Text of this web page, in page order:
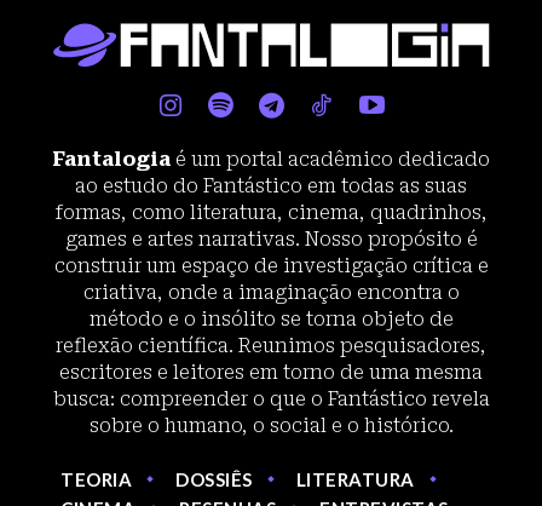
Fantalogia é um portal acadêmico dedicado
ao estudo do Fantástico em todas as suas
formas, como literatura, cinema, quadrinhos,
games e artes narrativas. Nosso propósito é
construir um espaço de investigação crítica e
criativa, onde a imaginação encontra o
método e o insólito se torna objeto de
reflexão científica. Reunimos pesquisadores,
escritores e leitores em torno de uma mesma
busca: compreender o que o Fantástico revela
sobre o humano, o social e o histórico.
TEORIA DOSSIÊS
LITERATURA